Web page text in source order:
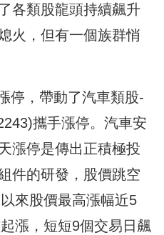
各類股龍頭持續飆升
火，但有一個族群悄
停，帶動了汽車類股-
攜手漲停。汽車安
漲停是傳出正積極投
件的研發，股價跳空
來股價最高漲幅近5
漲，短短9個交易日飆